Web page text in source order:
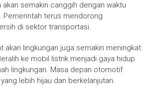
semakin canggih dengan waktu
Pemerintah terus mendorong
di sektor transportasi.
akan lingkungan juga semakin meningkat
ke mobil listrik menjadi gaya hidup
lingkungan. Masa depan otomotif
lebih hijau dan berkelanjutan.